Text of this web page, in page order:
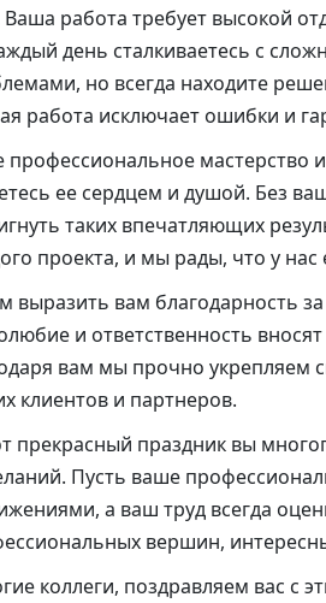
Ваша работа требует высокой
день сталкиваетесь с
но всегда находите
работа исключает ошибки и
профессиональное мастерство
ее сердцем и душой. Без
таких впечатляющих
проекта, и мы рады, что у
выразить вам благодарность
и ответственность
вам мы прочно укрепляем
клиентов и партнеров.
прекрасный праздник вы
Пусть ваше
а ваш труд всегда
вершин,
коллеги, поздравляем вас с